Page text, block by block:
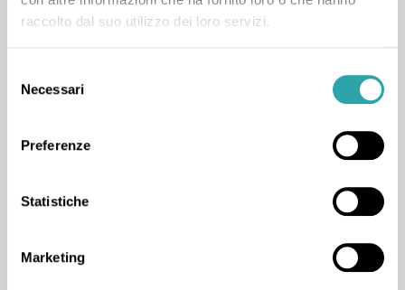
raccolto dal suo utilizzo dei loro servizi.
delNecessari
Preferenze
Statistiche
Marketing
"è stato molto disponibile e chiaro durante le
Lezione di Fisica